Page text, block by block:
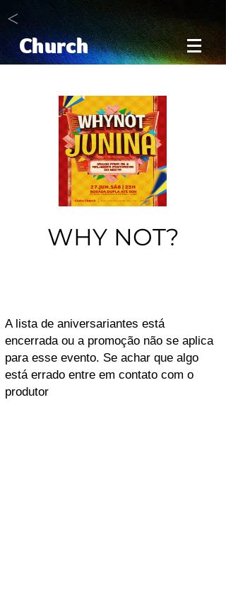
<
Church
WHY NOT?
A lista de aniversariantes está
encerrada ou a promoção não se aplica
para esse evento. Se achar que algo
está errado entre em contato com o
produtor